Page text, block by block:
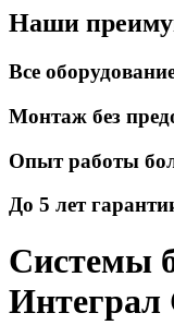
Наши
Все
Монтаж без
Опыт работы
До 5 лет
Системы
Интеграл